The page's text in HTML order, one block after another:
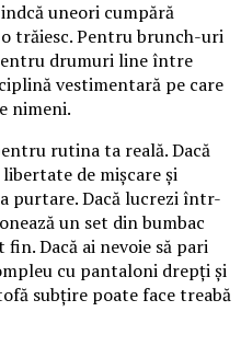
uneori cumpără
trăiesc. Pentru brunch-uri
drumuri line între
vestimentară pe care
nimeni.
rutina ta reală. Dacă
de mișcare și
purtare. Dacă lucrezi într-
un set din bumbac
Dacă ai nevoie să pari
cu pantaloni drepți și
subțire poate face treabă